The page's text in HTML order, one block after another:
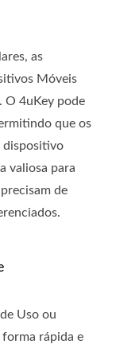
as
Móveis
O 4uKey pode
que os
dispositivo
valiosa para
de
Uso ou
forma rápida e